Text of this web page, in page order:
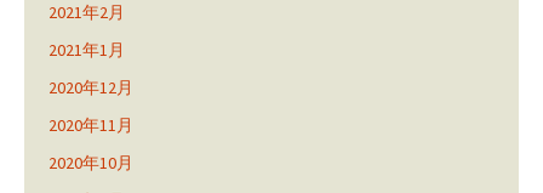
2021年2月
2021年1月
2020年12月
2020年11月
2020年10月